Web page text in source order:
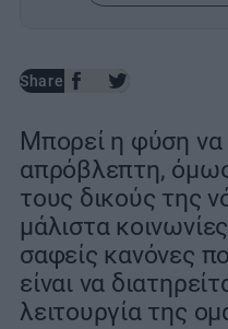
Share
Μπορεί η φύση να
απρόβλεπτη,
τους δικούς της
μάλιστα
σαφείς κανόνες
είναι να
λειτουργία της